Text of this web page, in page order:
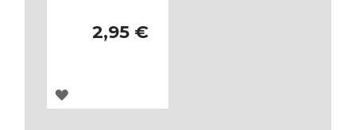
2,95 €
AGREGAR